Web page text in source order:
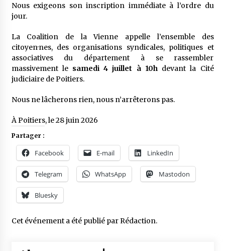
Nous exigeons son inscription immédiate à l’ordre du
jour.
La Coalition de la Vienne appelle l’ensemble des
citoyen·nes, des organisations syndicales, politiques et
associatives du département à se rassembler
massivement le samedi 4 juillet à 10h devant la Cité
judiciaire de Poitiers.
Nous ne lâcherons rien, nous n’arrêterons pas.
À Poitiers, le 28 juin 2026
Partager :
Facebook E-mail LinkedIn
Telegram WhatsApp Mastodon
Bluesky
Cet événement a été publié par Rédaction.